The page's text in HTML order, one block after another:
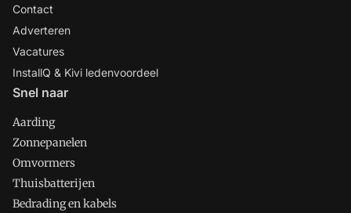
Contact
Adverteren
Vacatures
InstallQ & Kivi ledenvoordeel
Snel naar
Aarding
Zonnepanelen
Omvormers
Thuisbatterijen
Bedrading en kabels